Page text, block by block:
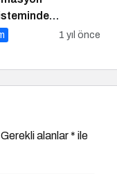
ve
1 yıl önce
Gerekli alanlar* ile